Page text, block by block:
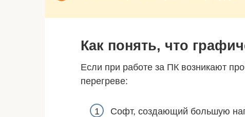
Как понять, что
Если при работе за ПК возникают
перегреве:
Софт, создающий большую